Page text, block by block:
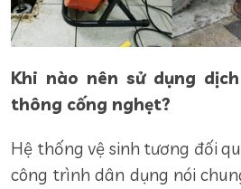
Khi nào nên sử dụng
thông cống nghẹt?
Hệ thống vệ sinh tương đối
công trình dân dụng nói